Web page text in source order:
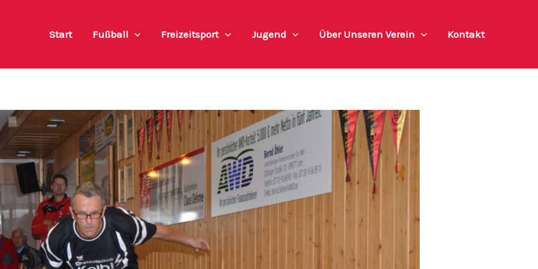
Start Fußball Freizeitsport Jugend Über Unseren Verein Kontakt